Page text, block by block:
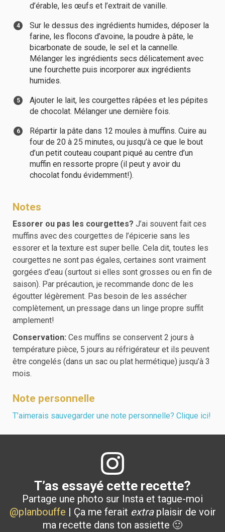
d’érable, les œufs et l’extrait de vanille.
Sur le dessus des ingrédients humides, déposer la
farine, les flocons d’avoine, la poudre à pâte, le
bicarbonate de soude, le sel et la cannelle.
Mélanger les ingrédients secs délicatement avec
une fourchette puis incorporer aux ingrédients
humides.
Ajouter le lait, les courgettes râpées et les pépites
de chocolat. Mélanger une dernière fois.
Répartir la pâte dans 12 moules à muffins. Cuire au
four de 20 à 25 minutes, ou jusqu’à ce que le bout
d’un petit couteau coupant piqué au centre d’un
muffin en ressorte propre (il peut y avoir du
chocolat fondu évidemment!).
Notes
Essorer ou pas les courgettes? J’ai souvent fait ces
muffins avec des courgettes de l’épicerie sans les
essorer et la texture est super belle. Cela dit, toutes les
courgettes ne sont pas égales, certaines sont vraiment
gorgées d’eau (surtout si elles sont grosses ou en fin de
saison). Par précaution, je recommande donc de les
égoutter légèrement. Pas besoin de les assécher
complètement, un pressage dans un linge propre suffit
amplement!
Conservation: Ces muffins se conservent 2 jours à
température pièce, 5 jours au réfrigérateur et ils peuvent
être congelés (dans un sac ou plat hermétique) jusqu’à 3
mois.
Note personnelle
T’aimerais sauvegarder une note personnelle? Clique ici!
T’as essayé cette recette?
Partage une photo sur Insta et tague-moi
@planbouffe | Ça me ferait extraplaisir de voir
ma recette dans ton assiette 🙂